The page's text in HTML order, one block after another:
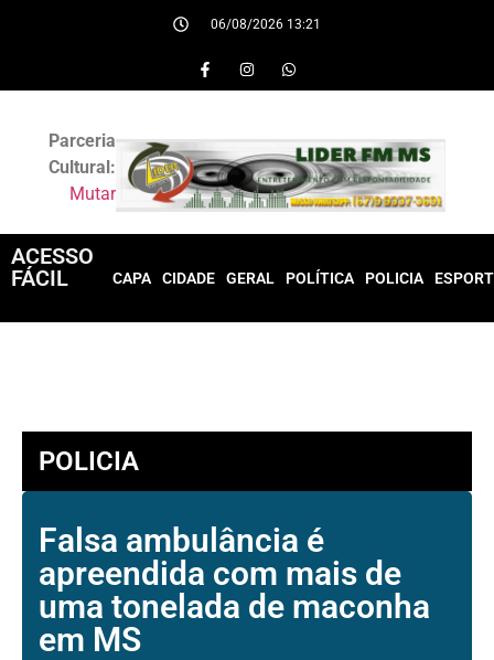
06/08/2026 13:21
Parceria
Cultural:
Mutar
ACESSO
FÁCIL
CAPA CIDADE GERAL POLÍTICA POLICIA
POLICIA
Falsa ambulância é
apreendida com mais de
uma tonelada de maconha
em MS